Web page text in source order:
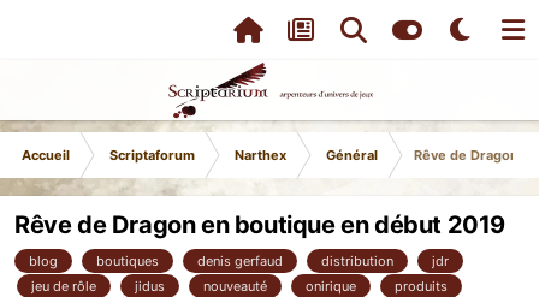
Accueil Scriptaforum Narthex Général Rêve de Dragon
Rêve de Dragon en boutique en début 2019
blog boutiques denis gerfaud distribution
jdr
jeu de rôle
jidus nouveauté onirique
produits